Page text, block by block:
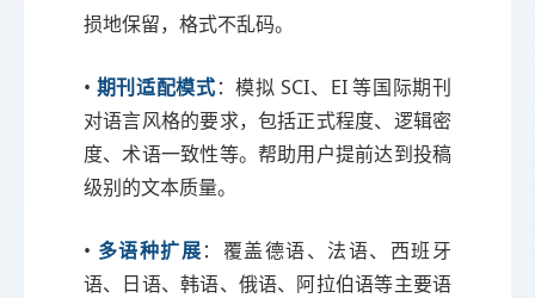
损地保留，格式不乱码。
• 期刊适配模式：模拟 SCI、EI 等国际期刊
对语言风格的要求，包括正式程度、逻辑密
度、术语一致性等。帮助用户提前达到投稿
级别的文本质量。
• 多语种扩展：覆盖德语、法语、西班牙
语、日语、韩语、俄语、阿拉伯语等主要语